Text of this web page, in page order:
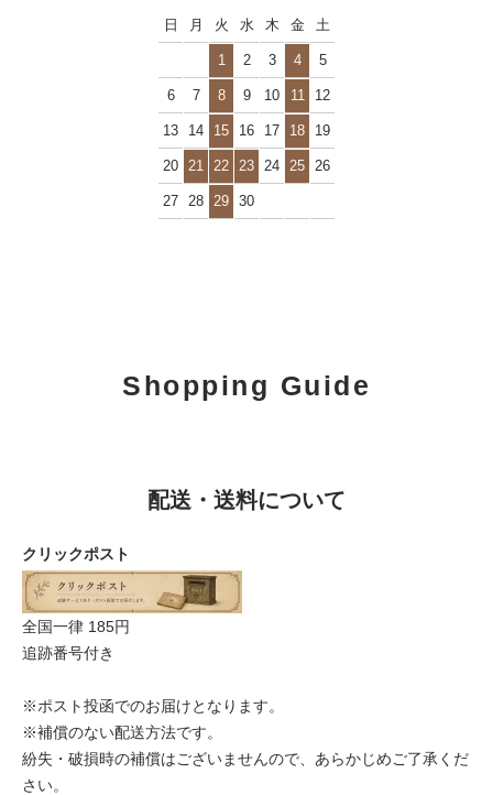
日 月 火 水 木 金 土
1 2 3 4 5
6 7 8 9 10 11 12
13 14 15 16 17 18 19
20 21 22 23 24 25 26
27 28 29 30
Shopping Guide
配送・送料について
クリックポスト
全国一律 185円
追跡番号付き
※ポスト投函でのお届けとなります。
※補償のない配送方法です。
紛失・破損時の補償はございませんので、あらかじめご了承くだ
さい。